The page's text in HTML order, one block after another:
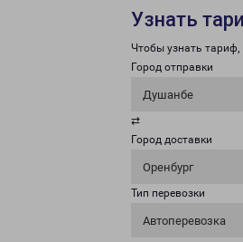
Узнать
Чтобы узнать тариф,
Город отправки
Душанбе
⇄
Город доставки
Оренбург
Тип перевозки
Автоперевозка